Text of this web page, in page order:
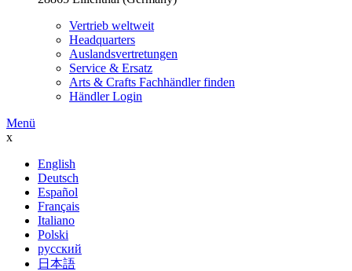
Vertrieb weltweit
Headquarters
Auslandsvertretungen
Service & Ersatz
Arts & Crafts Fachhändler finden
Händler Login
Menü
x
English
Deutsch
Español
Français
Italiano
Polski
русский
日本語